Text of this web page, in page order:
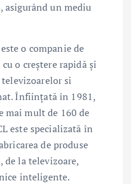
asigurând un mediu
o companie de
o creștere rapidă și
si
Înființată în 1981,
mai mult de 160 de
este specializată în
de produse
de la televizoare,
inteligente.